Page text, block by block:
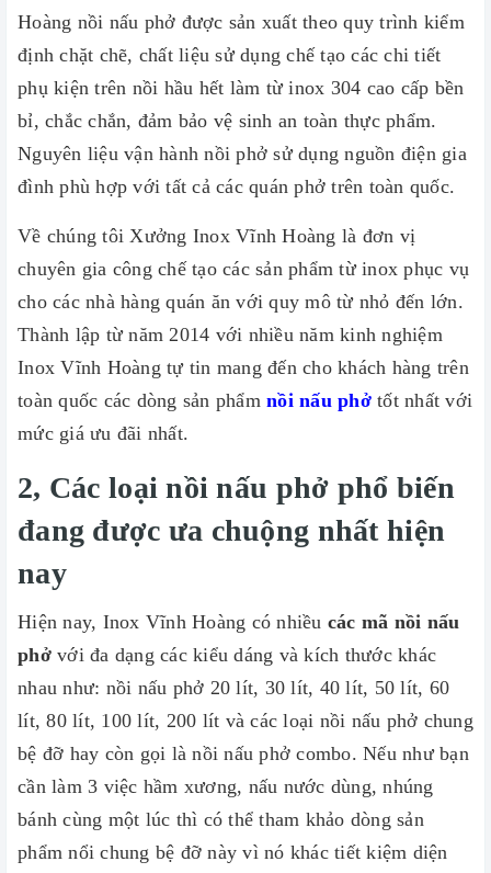
Hoàng nồi nấu phở được sản xuất theo quy trình kiểm
định chặt chẽ, chất liệu sử dụng chế tạo các chi tiết
phụ kiện trên nồi hầu hết làm từ inox 304 cao cấp bền
bỉ, chắc chắn, đảm bảo vệ sinh an toàn thực phẩm.
Nguyên liệu vận hành nồi phở sử dụng nguồn điện gia
đình phù hợp với tất cả các quán phở trên toàn quốc.
Về chúng tôi Xưởng Inox Vĩnh Hoàng là đơn vị
chuyên gia công chế tạo các sản phẩm từ inox phục vụ
cho các nhà hàng quán ăn với quy mô từ nhỏ đến lớn.
Thành lập từ năm 2014 với nhiều năm kinh nghiệm
Inox Vĩnh Hoàng tự tin mang đến cho khách hàng trên
toàn quốc các dòng sản phẩm nồi nấu phởtốt nhất với
mức giá ưu đãi nhất.
2, Các loại nồi nấu phở phổ biến
đang được ưa chuộng nhất hiện
nay
Hiện nay, Inox Vĩnh Hoàng có nhiều các mã nồi nấu
phởvới đa dạng các kiểu dáng và kích thước khác
nhau như: nồi nấu phở 20 lít, 30 lít, 40 lít, 50 lít, 60
lít, 80 lít, 100 lít, 200 lít và các loại nồi nấu phở chung
bệ đỡ hay còn gọi là nồi nấu phở combo. Nếu như bạn
cần làm 3 việc hầm xương, nấu nước dùng, nhúng
bánh cùng một lúc thì có thể tham khảo dòng sản
phẩm nổi chung bệ đỡ này vì nó khác tiết kiệm diện